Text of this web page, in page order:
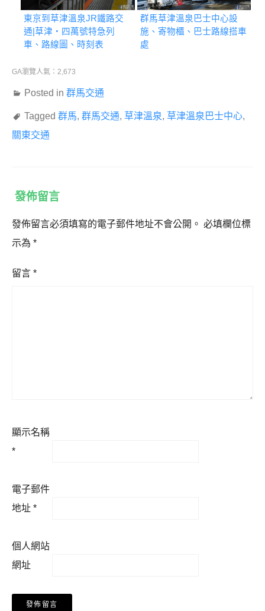
東京到草津溫泉JR鐵路交
通|草津・四萬號特急列
車、路線圖、時刻表
群馬草津溫泉巴士中心設
施、寄物櫃、巴士路線搭車
處
GA瀏覽人氣：2,673
Posted in 群馬交通
Tagged 群馬, 群馬交通, 草津溫泉, 草津溫泉巴士中心,
關東交通
發佈留言
發佈留言必須填寫的電子郵件地址不會公開。 必填欄位標
示為 *
留言 *
顯示名稱
*
電子郵件
地址 *
個人網站
網址